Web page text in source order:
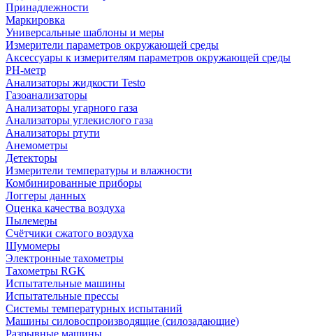
Принадлежности
Маркировка
Универсальные шаблоны и меры
Измерители параметров окружающей среды
Аксессуары к измерителям параметров окружающей среды
PH-метр
Анализаторы жидкости Testo
Газоанализаторы
Анализаторы угарного газа
Анализаторы углекислого газа
Анализаторы ртути
Анемометры
Детекторы
Измерители температуры и влажности
Комбинированные приборы
Логгеры данных
Оценка качества воздуха
Пылемеры
Счётчики сжатого воздуха
Шумомеры
Электронные тахометры
Тахометры RGK
Испытательные машины
Испытательные прессы
Системы температурных испытаний
Машины силовоспроизводящие (силозадающие)
Разрывные машины